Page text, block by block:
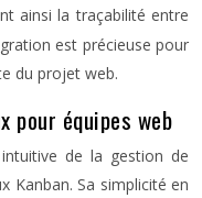
ainsi la traçabilité entre
est précieuse pour
du projet web.
pour équipes web
de la gestion de
Kanban. Sa simplicité en